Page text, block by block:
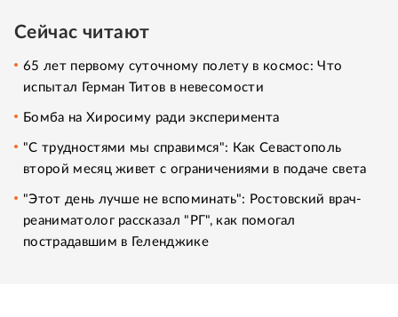
Сейчас читают
65 лет первому суточному полету в космос: Что
испытал Герман Титов в невесомости
Бомба на Хиросиму ради эксперимента
"С трудностями мы справимся": Как Севастополь
второй месяц живет с ограничениями в подаче света
"Этот день лучше не вспоминать": Ростовский врач-
реаниматолог рассказал "РГ", как помогал
пострадавшим в Геленджике